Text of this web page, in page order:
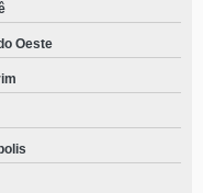
Oeste